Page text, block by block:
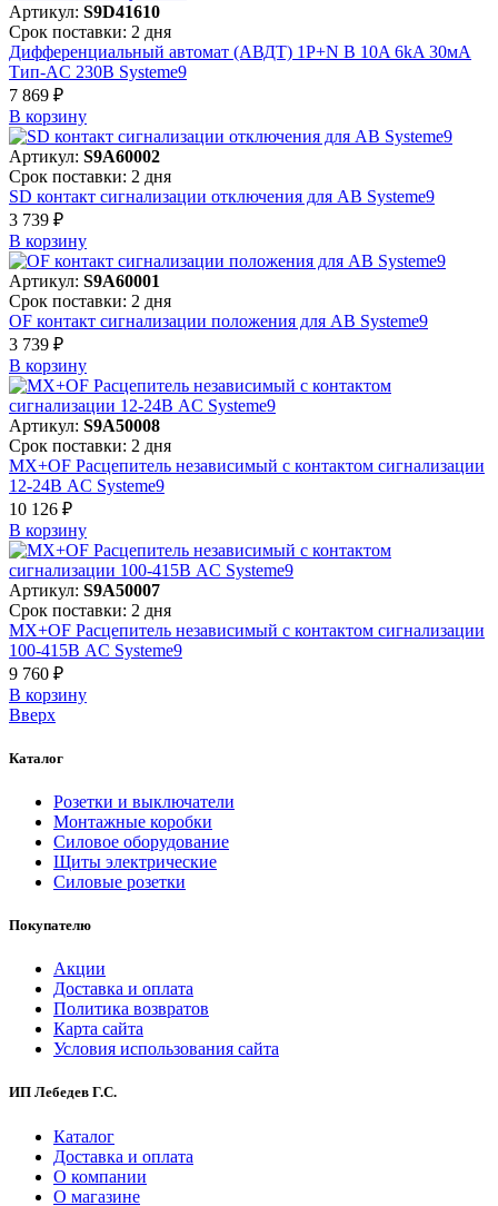
Артикул: S9D41610
Срок поставки: 2 дня
Дифференциальный автомат (АВДТ) 1P+N B 10A 6kA 30мА
Тип-AC 230В Systeme9
7 869 ₽
В корзинy
Артикул: S9A60002
Срок поставки: 2 дня
SD контакт сигнализации отключения для АВ Systeme9
3 739 ₽
В корзинy
Артикул: S9A60001
Срок поставки: 2 дня
OF контакт сигнализации положения для АВ Systeme9
3 739 ₽
В корзинy
Артикул: S9A50008
Срок поставки: 2 дня
MX+OF Расцепитель независимый с контактом сигнализации
12-24В AC Systeme9
10 126 ₽
В корзинy
Артикул: S9A50007
Срок поставки: 2 дня
MX+OF Расцепитель независимый с контактом сигнализации
100-415В AC Systeme9
9 760 ₽
В корзинy
Вверх
Каталог
Розетки и выключатели
Монтажные коробки
Силовое оборудование
Щиты электрические
Силовые розетки
Покупателю
Акции
Доставка и оплата
Политика возвратов
Карта сайта
Условия использования сайта
ИП Лебедев Г.С.
Каталог
Доставка и оплата
О компании
О магазине